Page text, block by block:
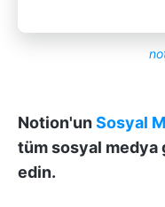
Notion'unSosyal
tüm sosyal
edin.